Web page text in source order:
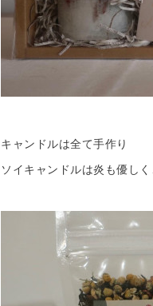
キャンドルは全て手作り
ソイキャンドルは炎も優し